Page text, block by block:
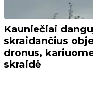
Kauniečiai
skraidančius
dronus,
skraidė